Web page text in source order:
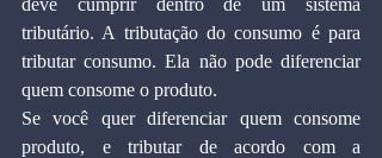
deve cumprir dentro de um sistema
tributário. A tributação do consumo é para
tributar consumo. Ela não pode diferenciar
quem consome o produto.
Se você quer diferenciar quem consome
produto, e tributar de acordo com a